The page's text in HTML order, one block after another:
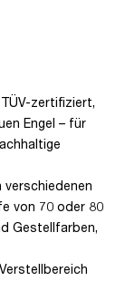
TÜV-zertifiziert,
Engel – für
verschiedenen
von 70 oder 80
Gestellfarben,